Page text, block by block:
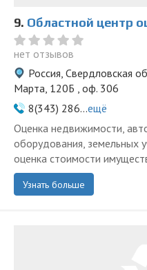
9. Областной центр
нет отзывов
Россия, Свердловская
Марта, 120Б , оф. 306
8(343) 286...ещё
Оценка недвижимости,
оборудования, земельных
оценка стоимости
Узнать больше